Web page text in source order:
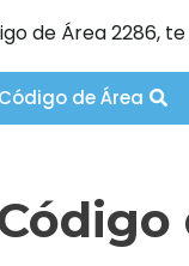
de Área 2286,
de Área